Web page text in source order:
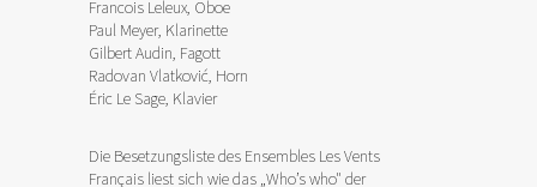
Francois Leleux, Oboe
Paul Meyer, Klarinette
Gilbert Audin, Fagott
Radovan Vlatković, Horn
Éric Le Sage, Klavier
Die Besetzungsliste des Ensembles Les Vents
Français liest sich wie das „Who’s who" der